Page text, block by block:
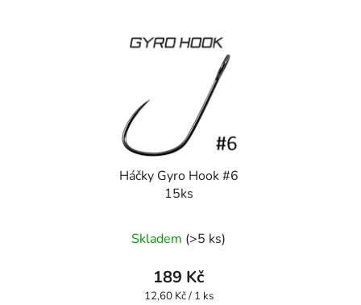
Háčky Gyro Hook #6
15ks
Skladem (>5 ks)
189 Kč
Měrná
12,60 Kč / 1 ks